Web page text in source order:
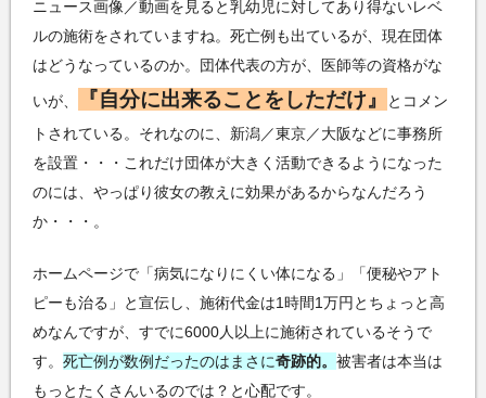
ニュース画像／動画を見ると乳幼児に対してあり得ないレベ
ルの施術をされていますね。死亡例も出ているが、現在団体
はどうなっているのか。団体代表の方が、医師等の資格がな
いが、 『自分に出来ることをしただけ』
とコメン
トされている。それなのに、新潟／東京／大阪などに事務所
を設置・・・これだけ団体が大きく活動できるようになった
のには、やっぱり彼女の教えに効果があるからなんだろう
か・・・。
ホームページで「病気になりにくい体になる」「便秘やアト
ピーも治る」と宣伝し、施術代金は1時間1万円とちょっと高
めなんですが、すでに6000人以上に施術されているそうで
す。 死亡例が数例だったのはまさに奇跡的。 被害者は本当は
もっとたくさんいるのでは？と心配です。